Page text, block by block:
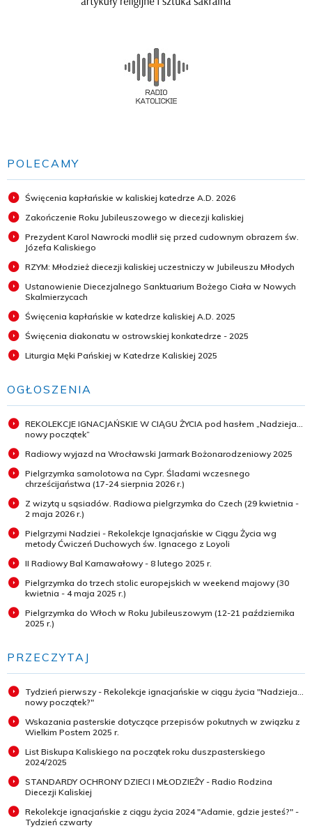
POLECAMY
Święcenia kapłańskie w kaliskiej katedrze A.D. 2026
Zakończenie Roku Jubileuszowego w diecezji kaliskiej
Prezydent Karol Nawrocki modlił się przed cudownym obrazem św.
Józefa Kaliskiego
RZYM: Młodzież diecezji kaliskiej uczestniczy w Jubileuszu Młodych
Ustanowienie Diecezjalnego Sanktuarium Bożego Ciała w Nowych
Skalmierzycach
Święcenia kapłańskie w katedrze kaliskiej A.D. 2025
Święcenia diakonatu w ostrowskiej konkatedrze - 2025
Liturgia Męki Pańskiej w Katedrze Kaliskiej 2025
OGŁOSZENIA
REKOLEKCJE IGNACJAŃSKIE W CIĄGU ŻYCIA pod hasłem „Nadzieja...
nowy początek”
Radiowy wyjazd na Wrocławski Jarmark Bożonarodzeniowy 2025
Pielgrzymka samolotowa na Cypr. Śladami wczesnego
chrześcijaństwa (17-24 sierpnia 2026 r.)
Z wizytą u sąsiadów. Radiowa pielgrzymka do Czech (29 kwietnia -
2 maja 2026 r.)
Pielgrzymi Nadziei - Rekolekcje Ignacjańskie w Ciągu Życia wg
metody Ćwiczeń Duchowych św. Ignacego z Loyoli
II Radiowy Bal Karnawałowy - 8 lutego 2025 r.
Pielgrzymka do trzech stolic europejskich w weekend majowy (30
kwietnia - 4 maja 2025 r.)
Pielgrzymka do Włoch w Roku Jubileuszowym (12-21 października
2025 r.)
PRZECZYTAJ
Tydzień pierwszy - Rekolekcje ignacjańskie w ciągu życia "Nadzieja...
nowy początek?"
Wskazania pasterskie dotyczące przepisów pokutnych w związku z
Wielkim Postem 2025 r.
List Biskupa Kaliskiego na początek roku duszpasterskiego
2024/2025
STANDARDY OCHRONY DZIECI I MŁODZIEŻY - Radio Rodzina
Diecezji Kaliskiej
Rekolekcje ignacjańskie z ciągu życia 2024 "Adamie, gdzie jesteś?" -
Tydzień czwarty